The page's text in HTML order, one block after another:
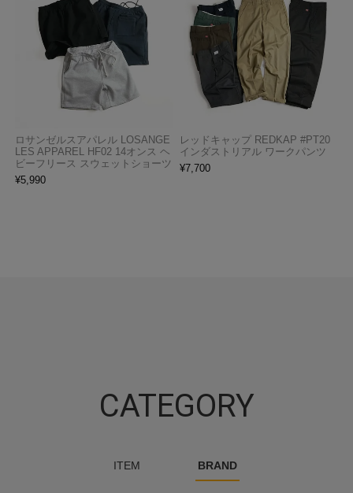
ロサンゼルスアパレル LOSANGE
LES APPAREL HF02 14オンス ヘ
ビーフリース スウェットショーツ
¥5,990
レッドキャップ REDKAP #PT20
インダストリアル ワークパンツ
¥7,700
CATEGORY
ITEM BRAND